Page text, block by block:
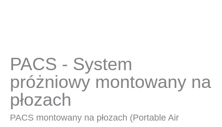
PACS - System
próżniowy montowany na
płozach
PACS montowany na płozach (Portable Air